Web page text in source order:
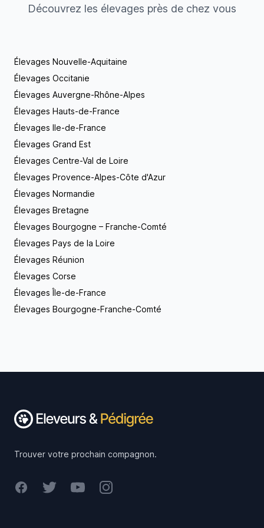
compagnie. Très sociable, il se laisse volontiers
un chien original et plein de qualités.
Découvrez les élevages près de chez vous
Élevages Nouvelle-Aquitaine
Élevages Occitanie
Élevages Auvergne-Rhône-Alpes
Élevages Hauts-de-France
Élevages Ile-de-France
Élevages Grand Est
Élevages Centre-Val de Loire
Élevages Provence-Alpes-Côte d'Azur
Élevages Normandie
Élevages Bretagne
Élevages Bourgogne – Franche-Comté
Élevages Pays de la Loire
Élevages Réunion
Élevages Corse
Élevages Île-de-France
Élevages Bourgogne-Franche-Comté
Trouver votre prochain compagnon.
FacebookTwitterYoutubeInstagram